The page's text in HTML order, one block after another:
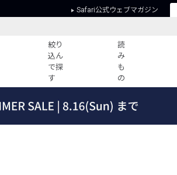
Safari公式ウェブマガジン
絞り
込ん
で探
す
読
み
も
の